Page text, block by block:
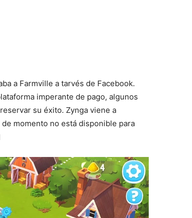
a Farmville a tarvés de Facebook.
imperante de pago, algunos
su éxito. Zynga viene a
momento no está disponible para